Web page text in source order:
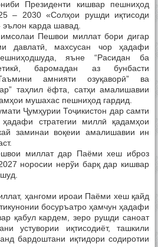
Президенти кишвар пешниҳод
– 2030 «Солҳои рушди иқтисоди
карда шавад.
Пешвои миллат бори дигар
давлатӣ, махсусан чор ҳадафи
яъне “Расидан ба
баромадан аз бунбасти
амнияти озуқаворӣ” ва
таҳлил ёфта, сатҳи амалишавии
мушахас пешниҳод гардид.
Ҷумҳурии Тоҷикистон дар самти
стратегии миллӣ қадамҳои
заминаи воқеии амалишавии ин
миллат дар Паёми хеш иброз
норосии нерўи барқ дар кишвар
ҳангоми ироаи Паёми хеш қайд
босуръатро ҳамчун ҳадафи
қабул кардем, зеро рушди саноат
устувории иқтисодиёт, ташкили
бардоштани иқтидори содиротии